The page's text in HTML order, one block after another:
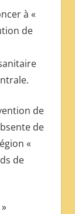
à «
de
de
de
«
de